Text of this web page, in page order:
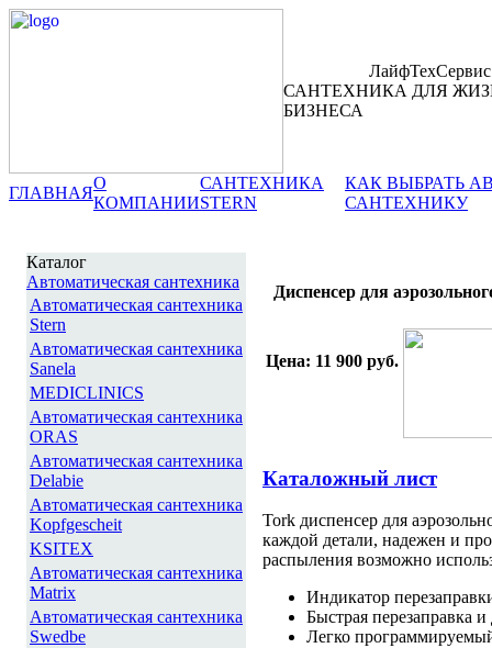
ЛайфТехСервис
САНТЕХНИКА ДЛЯ
БИЗНЕСА
ГЛАВНАЯ
О
КОМПАНИИ
САНТЕХНИКА
STERN
КАК ВЫБРАТЬ
САНТЕХНИКУ
Каталог
Автоматическая сантехника
Автоматическая сантехника
Stern
Автоматическая сантехника
Sanela
MEDICLINICS
Автоматическая сантехника
ORAS
Автоматическая сантехника
Delabie
Автоматическая сантехника
Kopfgescheit
KSITEX
Автоматическая сантехника
Matrix
Автоматическая сантехника
Swedbe
Диспенсер для
Цена: 11 900 руб.
Каталожный лист
Tork диспенсер для
каждой детали, надежен и
распыления возможно
Индикатор
Быстрая перезаправка
Легко